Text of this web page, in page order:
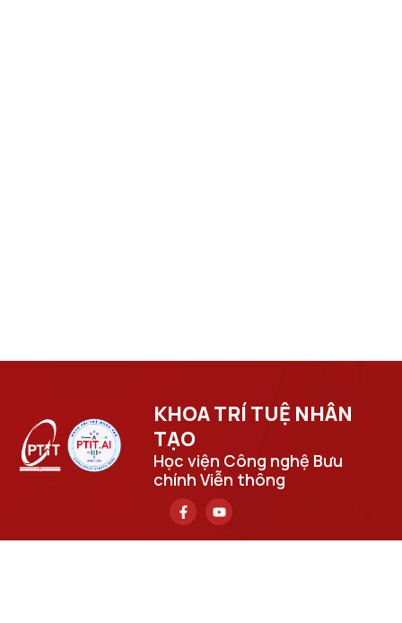
KHOA TRÍ TUỆ NHÂN
TẠO​
Học viện Công nghệ Bưu
chính Viễn thông